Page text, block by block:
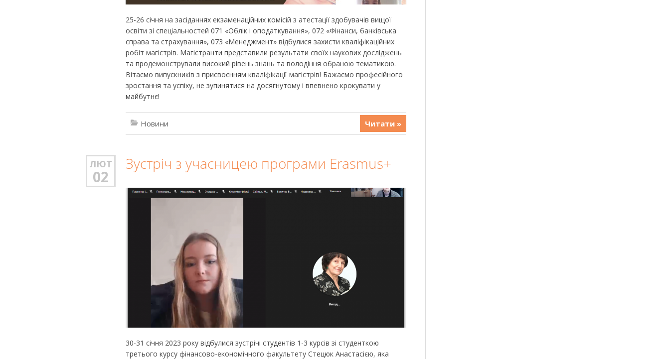
25-26 січня на засіданнях екзаменаційних комісій з атестації здобувачів вищої
освіти зі спеціальностей 071 «Облік і оподаткування», 072 «Фінанси, банківська
справа та страхування», 073 «Менеджмент» відбулися захисти кваліфікаційних
робіт магістрів. Магістранти представили результати своїх наукових досліджень
та продемонстрували високий рівень знань та володіння обраною тематикою.
Вітаємо випускників з присвоєнням кваліфікації магістрів! Бажаємо професійного
зростання та успіху, не зупинятися на досягнутому і впевнено крокувати у
майбутнє!
Новини Читати »
ЛЮТ
02
Зустріч з учасницею програми Erasmus+
30-31 січня 2023 року відбулися зустрічі студентів 1-3 курсів зі студенткою
третього курсу фінансово-економічного факультету Стецюк Анастасією, яка